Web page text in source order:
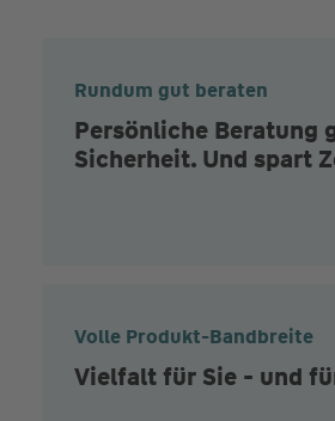
Rundum gut beraten
Persönliche Beratung
Sicherheit. Und spart
Volle Produkt-Bandbreite
Vielfalt für Sie - und